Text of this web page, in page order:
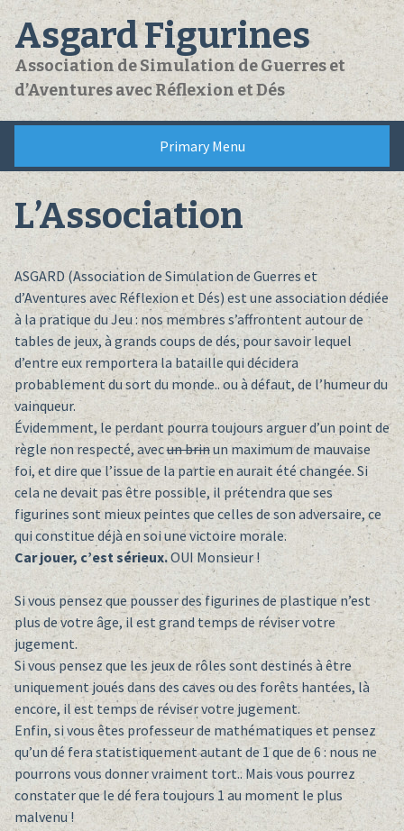
Skip
to
content
Asgard Figurines
Association de Simulation de Guerres et
d’Aventures avec Réflexion et Dés
Primary Menu
L’Association
ASGARD (Association de Simulation de Guerres et
d’Aventures avec Réflexion et Dés) est une association dédiée
à la pratique du Jeu : nos membres s’affrontent autour de
tables de jeux, à grands coups de dés, pour savoir lequel
d’entre eux remportera la bataille qui décidera
probablement du sort du monde.. ou à défaut, de l’humeur du
vainqueur.
Évidemment, le perdant pourra toujours arguer d’un point de
règle non respecté, avecun brinun maximum de mauvaise
foi, et dire que l’issue de la partie en aurait été changée. Si
cela ne devait pas être possible, il prétendra que ses
figurines sont mieux peintes que celles de son adversaire, ce
qui constitue déjà en soi une victoire morale.
Car jouer, c’est sérieux.OUI Monsieur !
Si vous pensez que pousser des figurines de plastique n’est
plus de votre âge, il est grand temps de réviser votre
jugement.
Si vous pensez que les jeux de rôles sont destinés à être
uniquement joués dans des caves ou des forêts hantées, là
encore, il est temps de réviser votre jugement.
Enfin, si vous êtes professeur de mathématiques et pensez
qu’un dé fera statistiquement autant de 1 que de 6 : nous ne
pourrons vous donner vraiment tort.. Mais vous pourrez
constater que le dé fera toujours 1 au moment le plus
malvenu !